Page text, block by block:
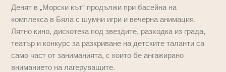
Денят в „Морски кът“ продължи при басейна на
комплекса в Бяла с шумни игри и вечерна анимация.
Лятно кино, дискотека под звездите, разходка из града,
театър и конкурс за разкриване на детските таланти са
само част от заниманията, с които бе ангажирано
вниманието на лагеруващите.